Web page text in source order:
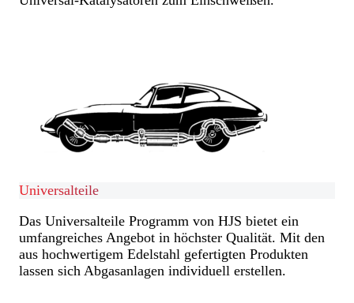
Universalteile
Das Universalteile Programm von HJS bietet ein
umfangreiches Angebot in höchster Qualität. Mit den
aus hochwertigem Edelstahl gefertigten Produkten
lassen sich Abgasanlagen individuell erstellen.